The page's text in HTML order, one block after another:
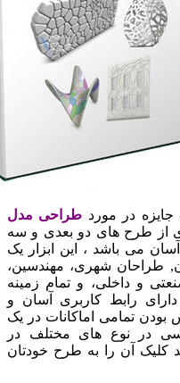
در موردطراحی مدل
های دو بعدی و سه
باشد ، این ابزار یک
شهری، مهندسین،
داخلی، و تمام زمینه
رابط کاربری آسان و
تمامی اماکانات در یک
نوع های مختلف در
آن را به طرح خودتان